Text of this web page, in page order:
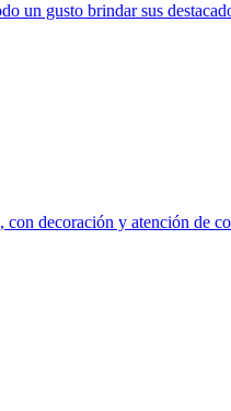
un gusto brindar sus
decoración y atención de